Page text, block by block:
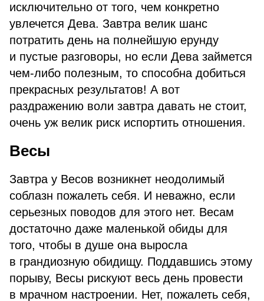
исключительно от того, чем конкретно
увлечется Дева. Завтра велик шанс
потратить день на полнейшую ерунду
и пустые разговоры, но если Дева займется
чем-либо полезным, то способна добиться
прекрасных результатов! А вот
раздражению воли завтра давать не стоит,
очень уж велик риск испортить отношения.
Весы
Завтра у Весов возникнет неодолимый
соблазн пожалеть себя. И неважно, если
серьезных поводов для этого нет. Весам
достаточно даже маленькой обиды для
того, чтобы в душе она выросла
в грандиозную обидищу. Поддавшись этому
порыву, Весы рискуют весь день провести
в мрачном настроении. Нет, пожалеть себя,